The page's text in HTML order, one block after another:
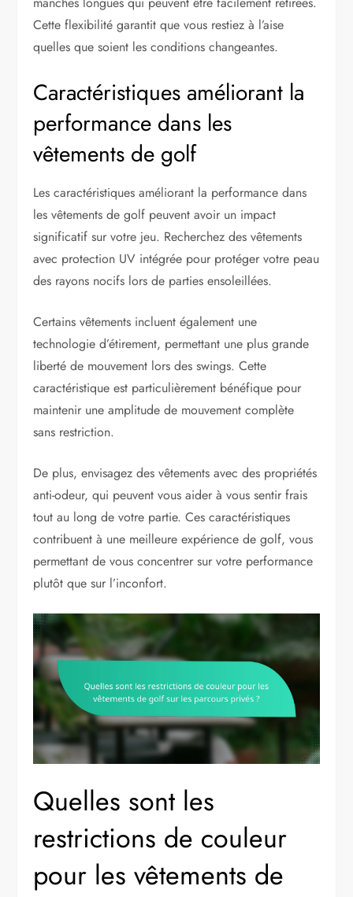
Cette flexibilité garantit que vous restiez à l’aise
quelles que soient les conditions changeantes.
Caractéristiques améliorant la
performance dans les
vêtements de golf
Les caractéristiques améliorant la performance dans
les vêtements de golf peuvent avoir un impact
significatif sur votre jeu. Recherchez des vêtements
avec protection UV intégrée pour protéger votre peau
des rayons nocifs lors de parties ensoleillées.
Certains vêtements incluent également une
technologie d’étirement, permettant une plus grande
liberté de mouvement lors des swings. Cette
caractéristique est particulièrement bénéfique pour
maintenir une amplitude de mouvement complète
sans restriction.
De plus, envisagez des vêtements avec des propriétés
anti-odeur, qui peuvent vous aider à vous sentir frais
tout au long de votre partie. Ces caractéristiques
contribuent à une meilleure expérience de golf, vous
permettant de vous concentrer sur votre performance
plutôt que sur l’inconfort.
Quelles sont les
restrictions de couleur
pour les vêtements de